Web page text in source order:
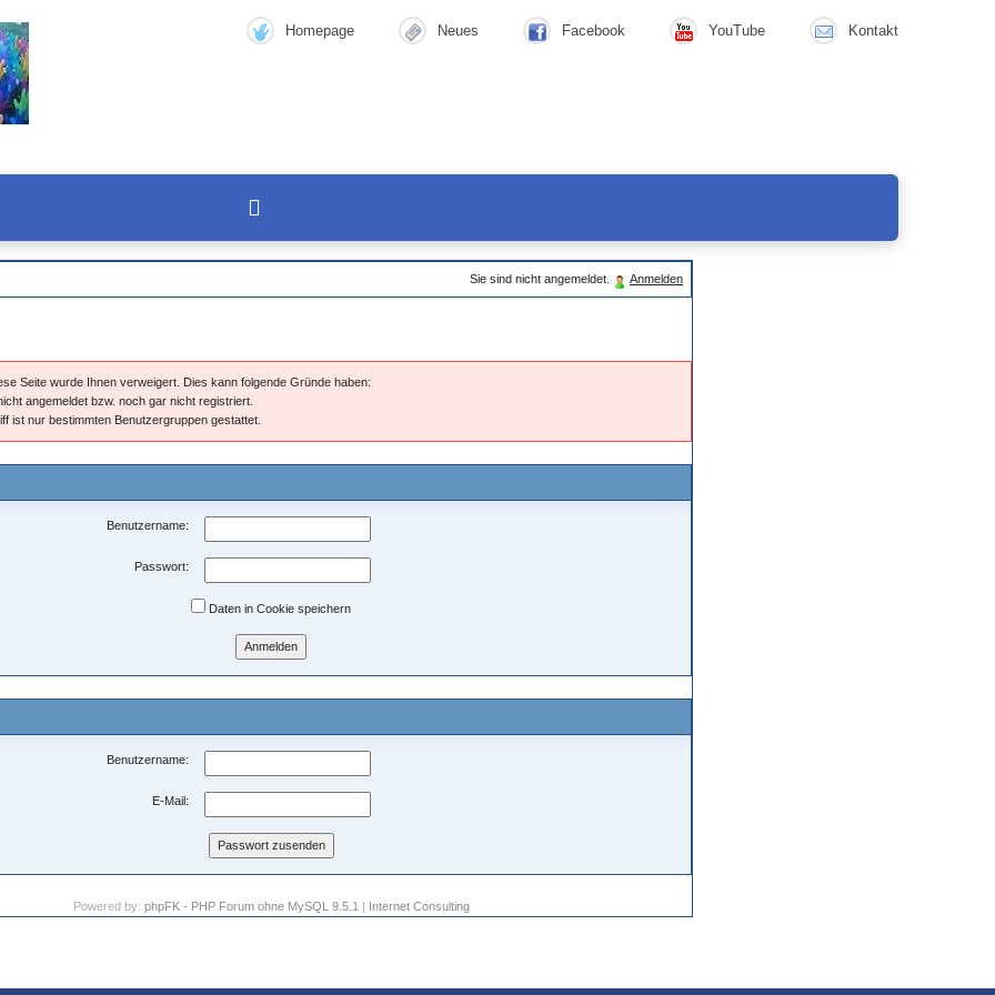
Homepage Neues Facebook YouTube Kontakt
Sie sind nicht angemeldet. Anmelden
Seite wurde Ihnen verweigert. Dies kann folgende Gründe haben:
angemeldet bzw. noch gar nicht registriert.
ist nur bestimmten Benutzergruppen gestattet.
Benutzername:
Passwort:
Daten in Cookie speichern
Benutzername:
E-Mail:
Powered by: phpFK - PHP Forum ohne MySQL 9.5.1 | Internet Consulting